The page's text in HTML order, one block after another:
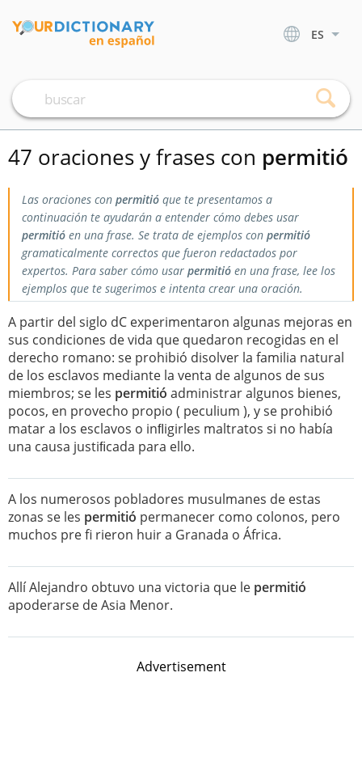
ES
47 oraciones y frases con permitió
Las oraciones con permitió que te presentamos a
continuación te ayudarán a entender cómo debes usar
permitió en una frase. Se trata de ejemplos con permitió
gramaticalmente correctos que fueron redactados por
expertos. Para saber cómo usar permitió en una frase, lee los
ejemplos que te sugerimos e intenta crear una oración.
A partir del siglo dC experimentaron algunas mejoras en
sus condiciones de vida que quedaron recogidas en el
derecho romano: se prohibió disolver la familia natural
de los esclavos mediante la venta de algunos de sus
miembros; se les permitió administrar algunos bienes,
pocos, en provecho propio ( peculium ), y se prohibió
matar a los esclavos o inﬂigirles maltratos si no había
una causa justiﬁcada para ello.
A los numerosos pobladores musulmanes de estas
zonas se les permitió permanecer como colonos, pero
muchos pre fi rieron huir a Granada o África.
Allí Alejandro obtuvo una victoria que le permitió
apoderarse de Asia Menor.
Advertisement